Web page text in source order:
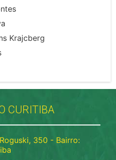
Krajcberg
CURITIBA
350 - Bairro: